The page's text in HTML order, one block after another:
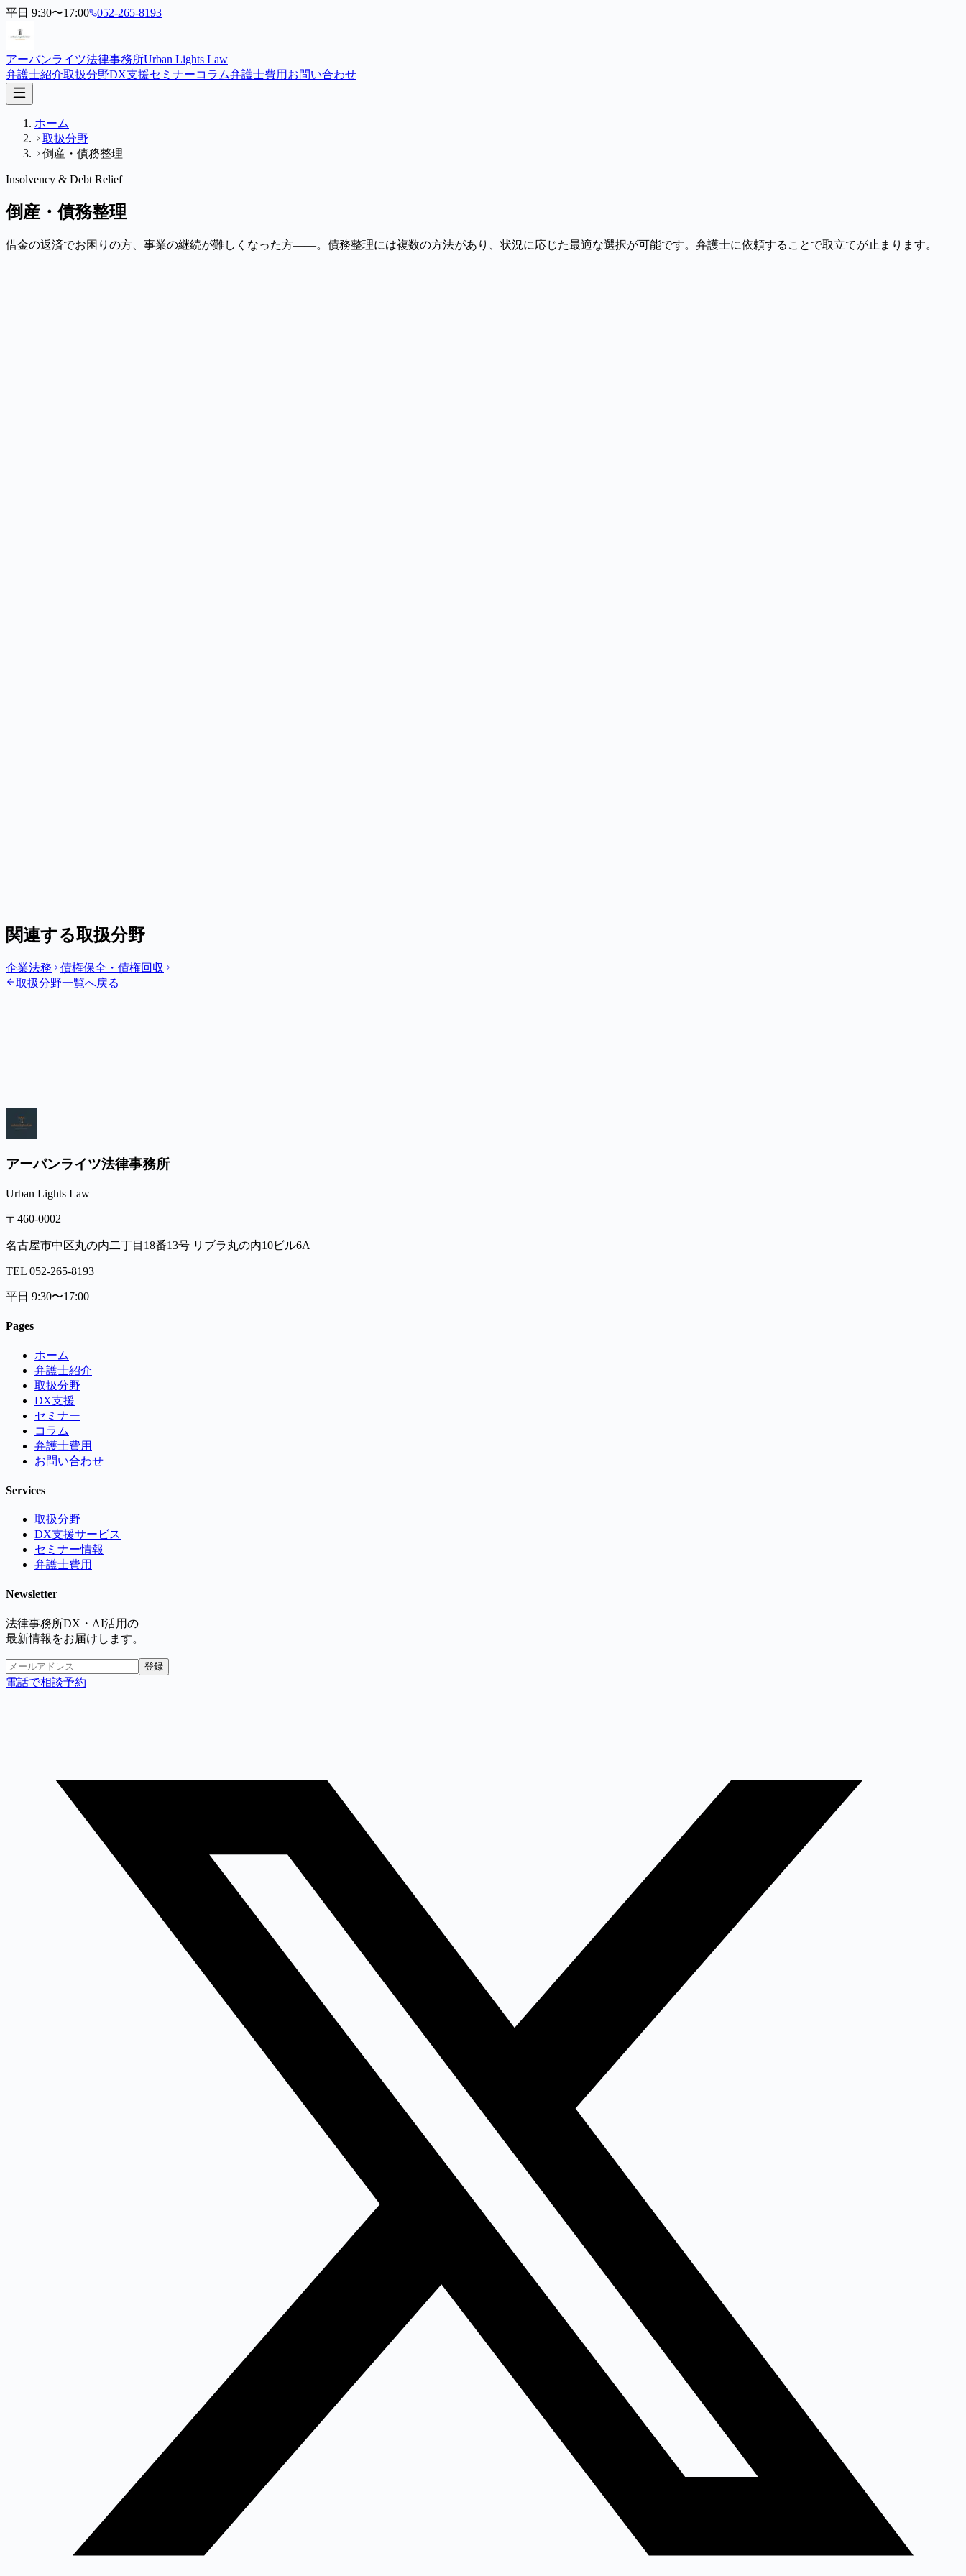
平日 9:30〜17:00 052-265-8193
アーバンライツ法律事務所Urban Lights Law
弁護士紹介取扱分野DX支援セミナーコラム弁護士費用 お問い合わせ
ホーム
取扱分野
倒産・債務整理
Insolvency & Debt Relief
倒産・債務整理
借金の返済でお困りの方、事業の継続が難しくなった方——。債務整理には複数の方法があり、状況に応じた最適な選択が可能です。弁護士に依頼することで取立てが止まります。
関連する取扱分野
企業法務
債権保全・債権回収
取扱分野一覧へ戻る
アーバンライツ法律事務所
Urban Lights Law
〒460-0002
名古屋市中区丸の内二丁目18番13号 リブラ丸の内10ビル6A
TEL 052-265-8193
平日 9:30〜17:00
Pages
ホーム
弁護士紹介
取扱分野
DX支援
セミナー
コラム
弁護士費用
お問い合わせ
Services
取扱分野
DX支援サービス
セミナー情報
弁護士費用
Newsletter
法律事務所DX・AI活用の
最新情報をお届けします。
登録
電話で相談予約